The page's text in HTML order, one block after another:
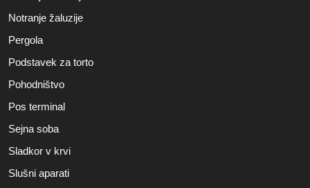
Notranje žaluzije
Pergola
Podstavek za torto
Pohodništvo
Pos terminal
Sejna soba
Sladkor v krvi
Slušni aparati